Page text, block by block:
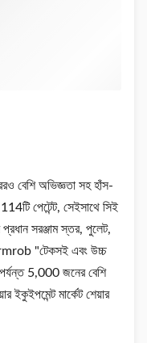
বেশি অভিজ্ঞতা সহ হাঁস-
পেটেন্ট, সেইসাথে সিই
সরঞ্জাম স্তর, পুলেট,
"টেকসই এবং উচ্চ
5,000 জনের বেশি
ইকুইপমেন্ট মার্কেট শেয়ার